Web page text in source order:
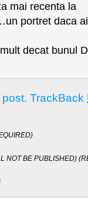
mai recenta la
portret daca
decat bunul
TrackBack
NOT BE PUBLISHED)